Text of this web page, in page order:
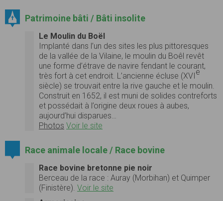
Patrimoine bâti / Bâti insolite
Le Moulin du Boël
Implanté dans l’un des sites les plus pittoresques
de la vallée de la Vilaine, le moulin du Boêl revêt
une forme d’étrave de navire fendant le courant,
très fort à cet endroit. L’ancienne écluse (XVI e
siècle) se trouvait entre la rive gauche et le moulin.
Construit en 1652, il est muni de solides contreforts
et possédait à l’origine deux roues à aubes,
aujourd’hui disparues…
Photos Voir le site
Race animale locale / Race bovine
Race bovine bretonne pie noir
Berceau de la race : Auray (Morbihan) et Quimper
(Finistère). Voir le site